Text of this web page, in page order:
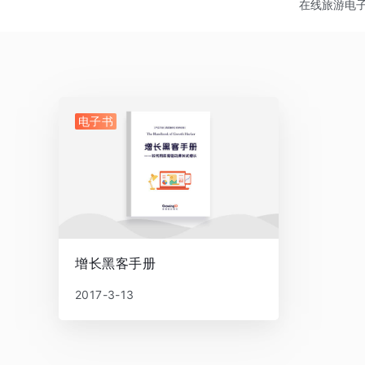
在线旅游电
电子书
增长黑客手册
2017-3-13